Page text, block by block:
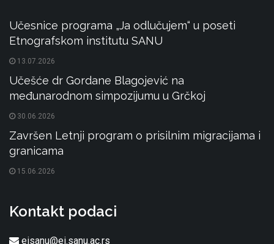
Učesnice programa „Ja odlučujem“ u poseti
Etnografskom institutu SANU
13.07.2026
Učešće dr Gordane Blagojević na
međunarodnom simpozijumu u Grčkoj
30.06.2026
Završen Letnji program o prisilnim migracijama i
granicama
15.06.2026
Kontakt podaci
eisanu@ei.sanu.ac.rs